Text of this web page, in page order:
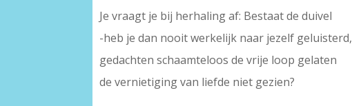
Je vraagt je bij herhaling af: Bestaat de duivel
-heb je dan nooit werkelijk naar jezelf geluisterd,
gedachten schaamteloos de vrije loop gelaten
de vernietiging van liefde niet gezien?